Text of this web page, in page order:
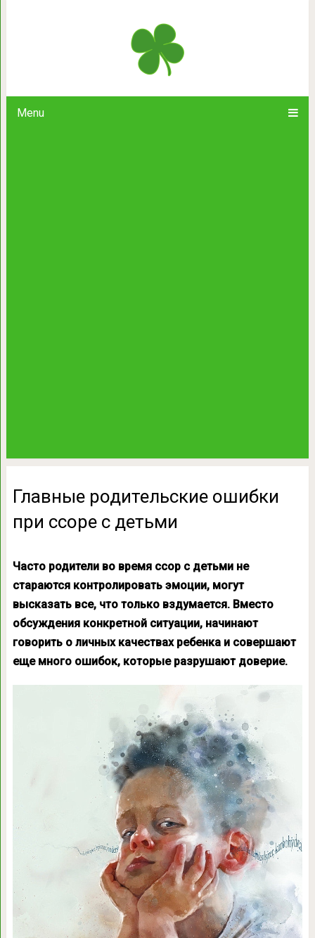
Menu
Главные родительские
Главные родительские ошибки
при ссоре с детьми
Часто родители во время ссор с детьми не
стараются контролировать эмоции, могут
высказать все, что только вздумается. Вместо
обсуждения конкретной ситуации, начинают
говорить о личных качествах ребенка и совершают
еще много ошибок, которые разрушают доверие.